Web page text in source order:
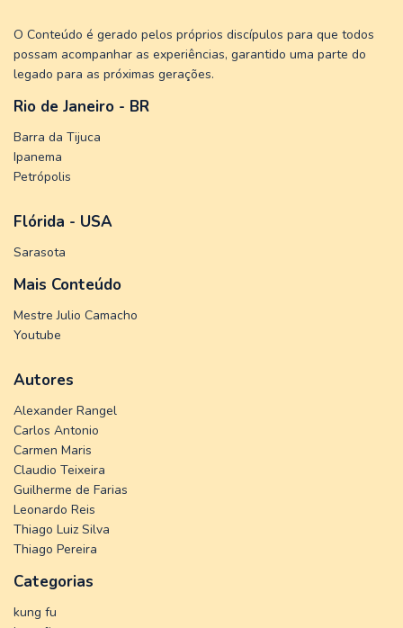
O Conteúdo é gerado pelos próprios discípulos para que todos
possam acompanhar as experiências, garantido uma parte do
legado para as próximas gerações.
Rio de Janeiro - BR
Barra da Tijuca
Ipanema
Petrópolis
Flórida - USA
Sarasota
Mais Conteúdo
Mestre Julio Camacho
Youtube
Autores
Alexander Rangel
Carlos Antonio
Carmen Maris
Claudio Teixeira
Guilherme de Farias
Leonardo Reis
Thiago Luiz Silva
Thiago Pereira
Categorias
kung fu